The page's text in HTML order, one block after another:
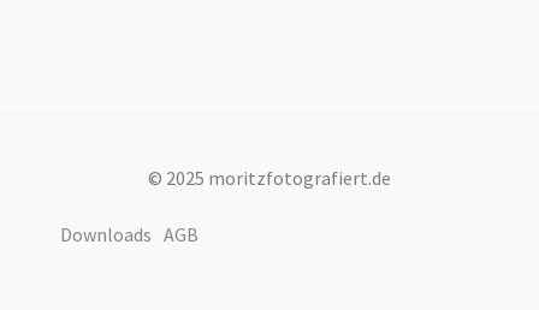
© 2025 moritzfotografiert.de
Downloads AGB